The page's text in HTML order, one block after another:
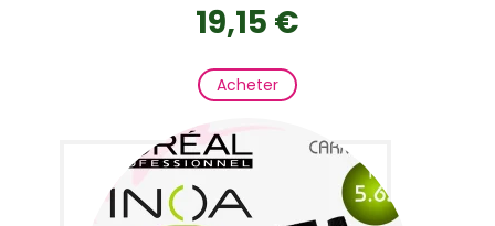
19,15 €
Acheter